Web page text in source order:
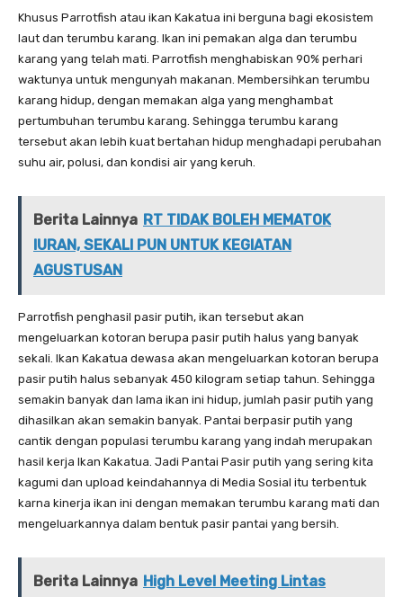
Khusus Parrotfish atau ikan Kakatua ini berguna bagi ekosistem
laut dan terumbu karang. Ikan ini pemakan alga dan terumbu
karang yang telah mati. Parrotfish menghabiskan 90% perhari
waktunya untuk mengunyah makanan. Membersihkan terumbu
karang hidup, dengan memakan alga yang menghambat
pertumbuhan terumbu karang. Sehingga terumbu karang
tersebut akan lebih kuat bertahan hidup menghadapi perubahan
suhu air, polusi, dan kondisi air yang keruh.
Berita Lainnya RT TIDAK BOLEH MEMATOK
IURAN, SEKALI PUN UNTUK KEGIATAN
AGUSTUSAN
Parrotfish penghasil pasir putih, ikan tersebut akan
mengeluarkan kotoran berupa pasir putih halus yang banyak
sekali. Ikan Kakatua dewasa akan mengeluarkan kotoran berupa
pasir putih halus sebanyak 450 kilogram setiap tahun. Sehingga
semakin banyak dan lama ikan ini hidup, jumlah pasir putih yang
dihasilkan akan semakin banyak. Pantai berpasir putih yang
cantik dengan populasi terumbu karang yang indah merupakan
hasil kerja Ikan Kakatua. Jadi Pantai Pasir putih yang sering kita
kagumi dan upload keindahannya di Media Sosial itu terbentuk
karna kinerja ikan ini dengan memakan terumbu karang mati dan
mengeluarkannya dalam bentuk pasir pantai yang bersih.
Berita Lainnya High Level Meeting Lintas